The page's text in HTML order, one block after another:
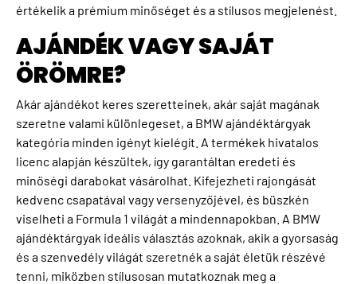
értékelik a prémium minőséget és a stílusos megjelenést.
AJÁNDÉK VAGY SAJÁT
ÖRÖMRE?
Akár ajándékot keres szeretteinek, akár saját magának
szeretne valami különlegeset, a BMW ajándéktárgyak
kategória minden igényt kielégít. A termékek hivatalos
licenc alapján készültek, így garantáltan eredeti és
minőségi darabokat vásárolhat. Kifejezheti rajongását
kedvenc csapatával vagy versenyzőjével, és büszkén
viselheti a Formula 1 világát a mindennapokban. A BMW
ajándéktárgyak ideális választás azoknak, akik a gyorsaság
és a szenvedély világát szeretnék a saját életük részévé
tenni, miközben stílusosan mutatkoznak meg a